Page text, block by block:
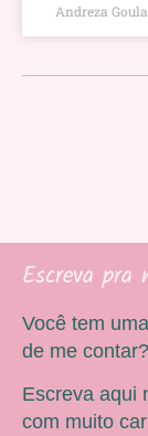
Andreza
Escreva pra
Você tem
de me contar?
Escreva aqui
com muito